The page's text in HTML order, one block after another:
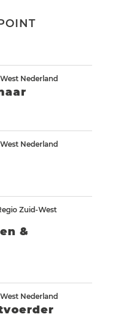
Nederland
Nederland
Zuid-West
&
Nederland